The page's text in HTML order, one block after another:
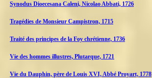
Synodus Dioecesana Caleni, Nicolao Abbati, 1726
Tragédies de Monsieur Campistron, 1715
Traité des principes de la Foy chrétienne, 1736
Vie des hommes illustres, Plutarque, 1721
Vie du Dauphin, père de Louis XVI, Abbé Proyart, 1778